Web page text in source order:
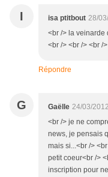
I isa ptitbout 28/
<br /> la veinarde
<br /> <br /> <br /
Répondre
G Gaëlle 24/03/
<br /> je ne
news, je pensais
mais si...<br />
petit coeur<br />
inscription pour